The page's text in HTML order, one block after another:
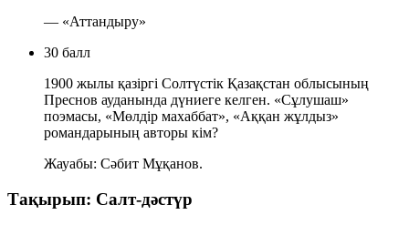
— «Аттандыру»
30 балл
1900 жылы қазіргі Солтүстік Қазақстан облысының
Преснов ауданында дүниеге келген. «Сұлушаш»
поэмасы, «Мөлдір махаббат», «Аққан жұлдыз»
романдарының авторы кім?
Жауабы: Сәбит Мұқанов.
Тақырып: Салт-дәстүр